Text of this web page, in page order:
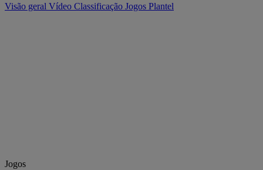
Visão geral Vídeo Classificação Jogos Plantel
Jogos